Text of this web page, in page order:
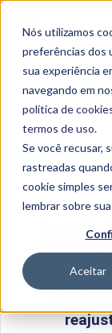
Nós utilizamos
preferências dos
sua experiência
navegando em
política de
termos de uso.
Se você recusar,
rastreadas
cookie simples
lembrar sobre
Aceitar
Professora
Enfermagem